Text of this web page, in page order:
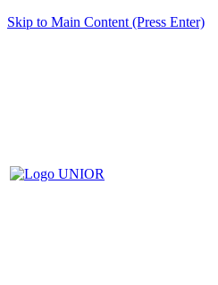
Skip to Main Content (Press Enter)